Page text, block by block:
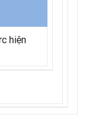
hiện